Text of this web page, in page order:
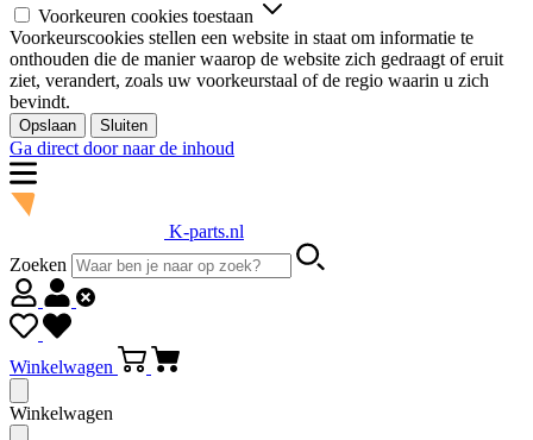
Voorkeuren cookies toestaan
Voorkeurscookies stellen een website in staat om informatie te
onthouden die de manier waarop de website zich gedraagt of eruit
ziet, verandert, zoals uw voorkeurstaal of de regio waarin u zich
bevindt.
Opslaan Sluiten
Ga direct door naar de inhoud
K-parts.nl
Zoeken
Winkelwagen
Winkelwagen